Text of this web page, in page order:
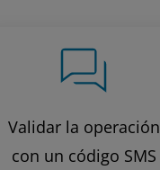
Validar la operación
con un código SMS